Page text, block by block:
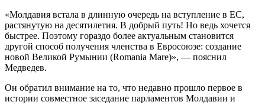
«Молдавия встала в длинную очередь на вступление в ЕС,
растянутую на десятилетия. В добрый путь! Но ведь хочется
быстрее. Поэтому гораздо более актуальным становится
другой способ получения членства в Евросоюзе: создание
новой Великой Румынии (Romania Mare)», — пояснил
Медведев.
Он обратил внимание на то, что недавно прошло первое в
истории совместное заседание парламентов Молдавии и